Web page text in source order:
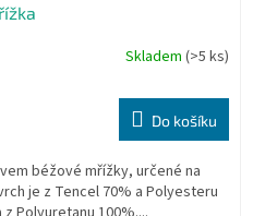
Skladem (>5 ks)
Do košíku
béžové mřížky, určené na
je z Tencel 70% a Polyesteru